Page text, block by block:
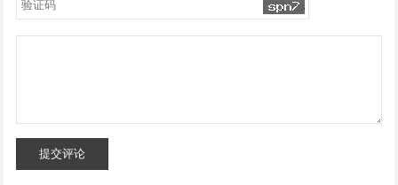
提交评论